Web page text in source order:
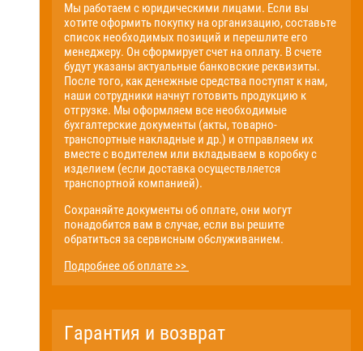
Мы работаем с юридическими лицами. Если вы
хотите оформить покупку на организацию, составьте
список необходимых позиций и перешлите его
менеджеру. Он сформирует счет на оплату. В счете
будут указаны актуальные банковские реквизиты.
После того, как денежные средства поступят к нам,
наши сотрудники начнут готовить продукцию к
отгрузке. Мы оформляем все необходимые
бухгалтерские документы (акты, товарно-
транспортные накладные и др.) и отправляем их
вместе с водителем или вкладываем в коробку с
изделием (если доставка осуществляется
транспортной компанией).
Сохраняйте документы об оплате, они могут
понадобится вам в случае, если вы решите
обратиться за сервисным обслуживанием.
Подробнее об оплате >>
Гарантия и возврат